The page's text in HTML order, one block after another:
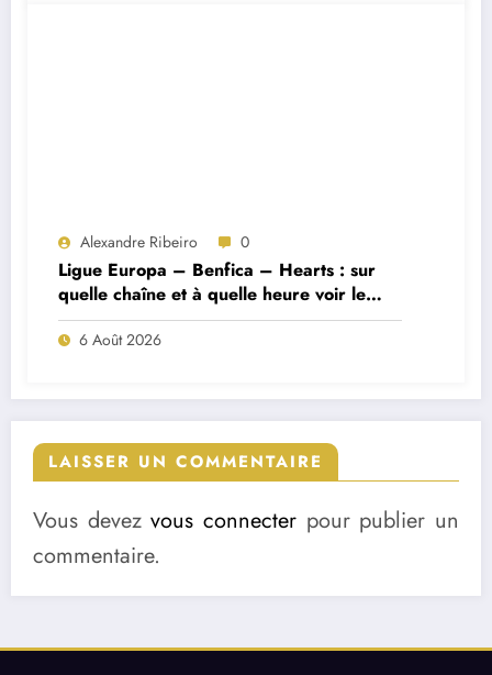
Alexandre Ribeiro 0
Ligue Europa – Benfica – Hearts : sur
quelle chaîne et à quelle heure voir le
match ?
6 Août 2026
LAISSER UN COMMENTAIRE
Vous devezvous connecter pour publier un
commentaire.